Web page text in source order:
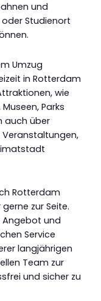
und
Studienort
Umzug
in Rotterdam
wie
Parks
auch über
Rotterdam
zur Seite.
Angebot und
Service
langjährigen
Team zur
und sicher zu